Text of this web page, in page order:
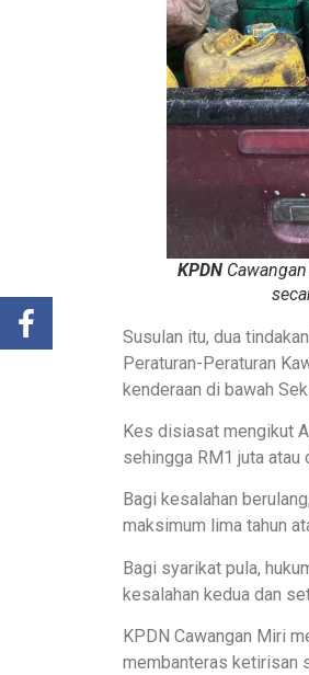
KPDN
Susulan itu, dua
Peraturan-Peraturan
kenderaan di bawah
Kes disiasat mengikut
sehingga RM1 juta atau
Bagi kesalahan
maksimum lima tahun
Bagi syarikat pula,
kesalahan kedua dan
KPDN Cawangan Miri
membanteras ketirisan